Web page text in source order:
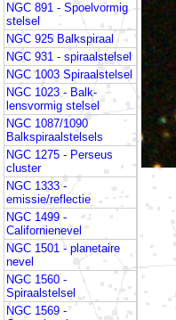
NGC 891 - Spoelvormig
stelsel
NGC 925 Balkspiraal
NGC 931 - spiraalstelsel
NGC 1003 Spiraalstelsel
NGC 1023 - Balk-
lensvormig stelsel
NGC 1087/1090
Balkspiraalstelsels
NGC 1275 - Perseus
cluster
NGC 1333 -
emissie/reflectie
NGC 1499 -
Californienevel
NGC 1501 - planetaire
nevel
NGC 1560 -
Spiraalstelsel
NGC 1569 -